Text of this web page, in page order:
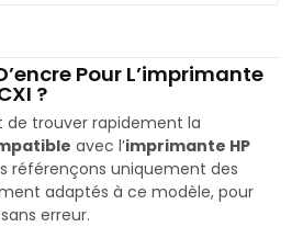
Pour L’imprimante
?
trouver rapidement la
avec l’imprimante HP
référençons uniquement des
adaptés à ce modèle, pour
erreur.